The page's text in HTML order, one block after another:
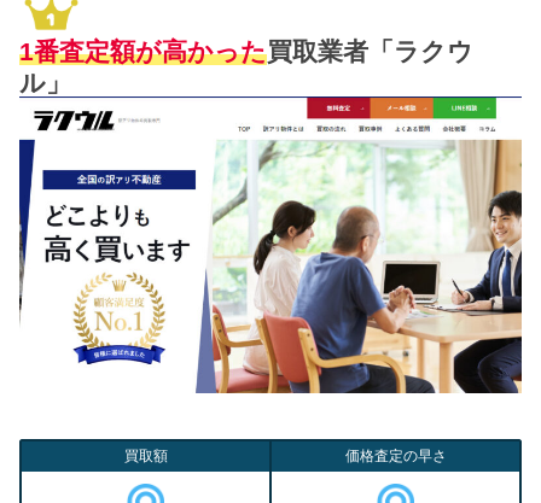
1番査定額が高かった買取業者「ラクウ
ル」
買取額 価格査定の早さ